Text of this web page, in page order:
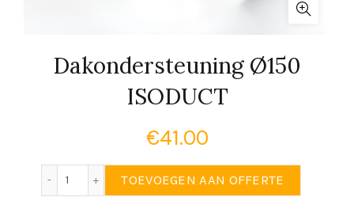
Dakondersteuning Ø150
ISODUCT
€41.00
TOEVOEGEN AAN OFFERTE